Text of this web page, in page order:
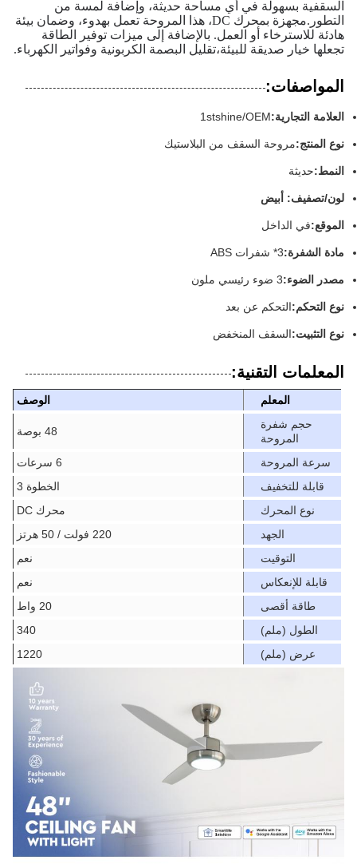
السقفية بسهولة في أي مساحة حديثة، وإضافة لمسة من
التطور.مجهزة بمحرك DC، هذا المروحة تعمل بهدوء، وضمان بيئة
هادئة للاسترخاء أو العمل. بالإضافة إلى ميزات توفير الطاقة
تجعلها خيار صديقة للبيئة،تقليل البصمة الكربونية وفواتير الكهرباء.
المواصفات:
العلامة التجارية:1stshine/OEM
نوع المنتج:مروحة السقف من البلاستيك
النمط:حديثة
لون/تصفيف: أبيض
الموقع:في الداخل
مادة الشفرة:3* شفرات ABS
مصدر الضوء:3 ضوء رئيسي ملون
نوع التحكم:التحكم عن بعد
نوع التثبيت:السقف المنخفض
المعلمات التقنية:
المعلم
الوصف
حجم شفرة
المروحة
48 بوصة
سرعة المروحة
قابلة للتخفيف
الخطوة 3
نوع المحرك
محرك DC
الجهد
220 فولت / 50 هرتز
التوقيت
نعم
قابلة للإنعكاس
نعم
طاقة أقصى
20 واط
الطول (ملم)
340
عرض (ملم)
1220